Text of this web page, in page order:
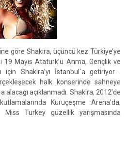
göre Shakira, üçüncü kez Türkiye’ye
19 Mayıs Atatürk’ü Anma, Gençlik ve
için Shakira’yı İstanbul´a getiriyor .
halk konserinde sahneye
alacağı açıklanmadı. Shakira, 2012’de
Kuruçeşme Arena’da,
Turkey güzellik yarışmasında